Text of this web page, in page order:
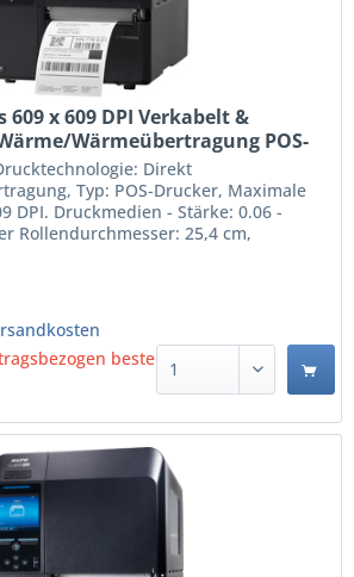
609 x 609 DPI Verkabelt &
Wärmeübertragung POS-
Direkt
Typ: POS-Drucker, Maximale
DPI. Druckmedien - Stärke: 0.06 -
Rollendurchmesser: 25,4 cm,
A / USB Type-B, Serielle
Produktfarbe:...
bestellt werden.